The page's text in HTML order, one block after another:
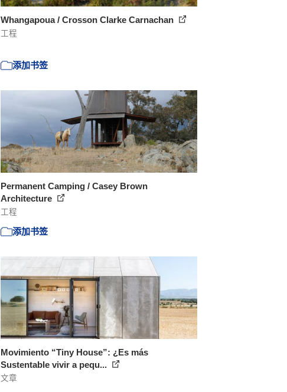
Whangapoua / Crosson Clarke Carnachan
工程
添加书签
Permanent Camping / Casey Brown
Architecture
工程
添加书签
Movimiento “Tiny House”: ¿Es más
Sustentable vivir a pequ...
文章